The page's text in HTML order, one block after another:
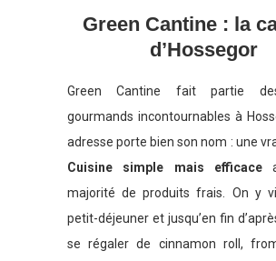
Green Cantine : la
d’Hossegor
Green Cantine fait partie
gourmands incontournables à
adresse porte bien son nom : une
Cuisine simple mais efficace
majorité de produits frais. On y
petit-déjeuner et jusqu’en fin
se régaler de cinnamon roll,